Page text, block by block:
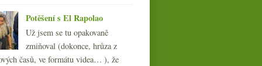
Potěšení s El Rapolao
Už jsem se tu opakovaně
zmiňoval (dokonce, hrůza z
časů, ve formátu videa… ), že